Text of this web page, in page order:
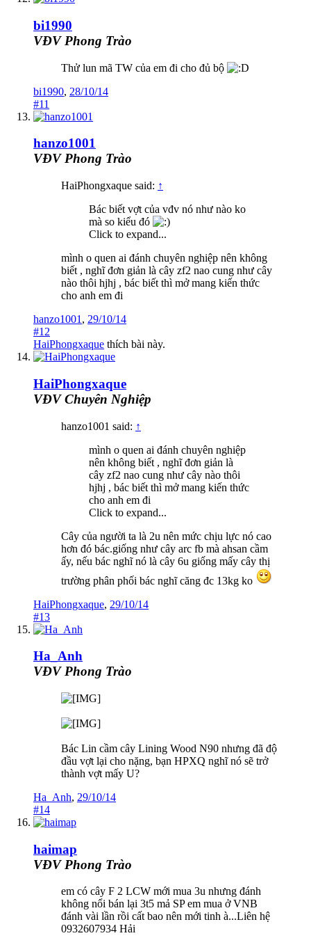
bi1990
VĐV Phong Trào
Thử lun mã TW của em đi cho đủ bộ
bi1990, 28/10/14
#11
hanzo1001
VĐV Phong Trào
HaiPhongxaque said: ↑
Bác biết vợt của vđv nó như nào ko
mà so kiểu đó
Click to expand...
mình o quen ai đánh chuyên nghiệp nên không
biết , nghĩ đơn giản là cây zf2 nao cung như cây
nào thôi hjhj , bác biết thì mở mang kiến thức
cho anh em đi
hanzo1001 , 29/10/14
#12
HaiPhongxaque thích bài này.
HaiPhongxaque
VĐV Chuyên Nghiệp
hanzo1001 said: ↑
mình o quen ai đánh chuyên nghiệp
nên không biết , nghĩ đơn giản là
cây zf2 nao cung như cây nào thôi
hjhj , bác biết thì mở mang kiến thức
cho anh em đi
Click to expand...
Cây của người ta là 2u nên mức chịu lực nó cao
hơn đó bác.giống như cây arc fb mà ahsan cầm
ấy, nếu bác nghĩ nó là cây 6u giống mấy cây thị
trường phân phối bác nghĩ căng đc 13kg ko
HaiPhongxaque, 29/10/14
#13
Ha_Anh
VĐV Phong Trào
Bác Lin cầm cây Lining Wood N90 nhưng đã độ
đầu vợt lại cho nặng, bạn HPXQ nghĩ nó sẽ trở
thành vợt mấy U?
Ha_Anh, 29/10/14
#14
haimap
VĐV Phong Trào
em có cây F 2 LCW mới mua 3u nhưng đánh
không nổi bán lại 3t5 mả SP em mua ở VNB
đánh vài lần rồi cất bao nên mới tinh à...Liên hệ
0932607934 Hải